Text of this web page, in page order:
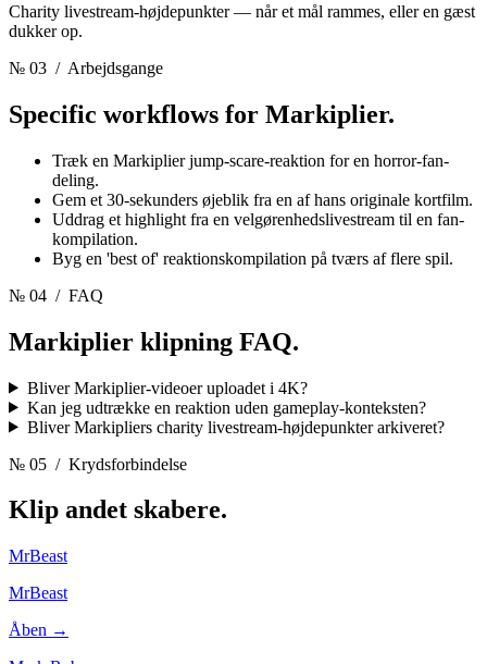
Charity livestream-højdepunkter — når et mål rammes, eller en gæst
dukker op.
№ 03 / Arbejdsgange
Specific workflows for Markiplier.
Træk en Markiplier jump-scare-reaktion for en horror-fan-
deling.
Gem et 30-sekunders øjeblik fra en af hans originale kortfilm.
Uddrag et highlight fra en velgørenhedslivestream til en fan-
kompilation.
Byg en 'best of' reaktionskompilation på tværs af flere spil.
№ 04 / FAQ
Markiplier klipning FAQ.
Bliver Markiplier-videoer uploadet i 4K?
Kan jeg udtrække en reaktion uden gameplay-konteksten?
Bliver Markipliers charity livestream-højdepunkter arkiveret?
№ 05 / Krydsforbindelse
Klip andet skabere.
MrBeast
MrBeast
Åben →